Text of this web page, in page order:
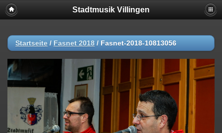
Stadtmusik Villingen
Startseite / Fasnet 2018 / Fasnet-2018-10813056